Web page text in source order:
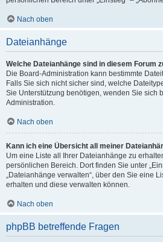
Nach oben
Dateianhänge
Welche Dateianhänge sind in diesem Forum
Die Board-Administration kann bestimmte
Falls Sie sich nicht sicher sind, welche
Sie Unterstützung benötigen, wenden Sie sich
Administration.
Nach oben
Kann ich eine Übersicht all meiner
Um eine Liste all Ihrer Dateianhänge zu
persönlichen Bereich. Dort finden Sie unter
„Dateianhänge verwalten“, über den Sie eine
erhalten und diese verwalten können.
Nach oben
phpBB betreffende Fragen